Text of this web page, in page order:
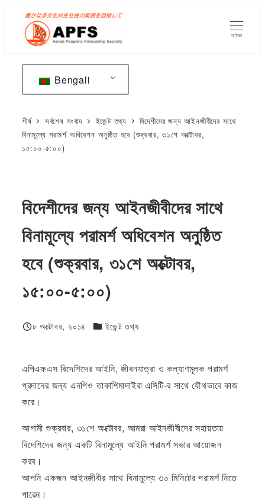
বিষয়বস্তুতে
তালিকা
Bengali
শীর্ষ সর্বশেষ সংবাদ ইভেন্ট তথ্য
বিদেশীদের জন্য আইনজীবীদের সাথে
বিনামূল্যে পরামর্শ অধিবেশন অনুষ্ঠিত হবে (শুক্রবার, ৩১শে অক্টোবর,
১৫:০০-৫:০০)
বিদেশীদের জন্য আইনজীবীদের সাথে
বিনামূল্যে পরামর্শ অধিবেশন অনুষ্ঠিত
হবে (শুক্রবার, ৩১শে অক্টোবর,
১৫:০০-৫:০০)
প্রকাশিত
৮ অক্টোবর, ২০১৪ ফিজিওলজি বা দেহতত্ত্ব
ইভেন্ট তথ্য
এপিএফএস বিদেশিদের আইনি, জীবনযাত্রা ও কল্যাণমূলক পরামর্শ
প্রদানের জন্য এনপিও তাকাশিমাদাইরা এসিটি-র সাথে যৌথভাবে কাজ
করে।
আগামী শুক্রবার, ৩১শে অক্টোবর, আমরা আইনজীবীদের সহায়তায়
বিদেশিদের জন্য একটি বিনামূল্যে আইনি পরামর্শ সভার আয়োজন
করব।
আপনি একজন আইনজীবীর সাথে বিনামূল্যে ৩০ মিনিটের পরামর্শ নিতে
পারেন।